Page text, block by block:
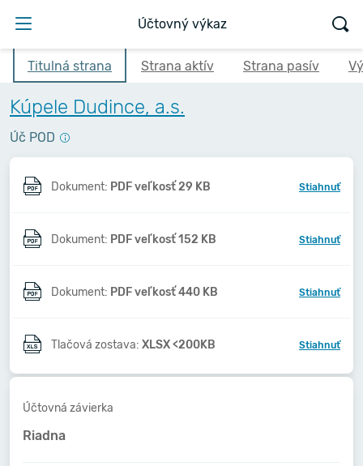
Účtovný výkaz
Titulná strana Strana aktív Strana pasív
Kúpele Dudince, a.s.
Úč POD
Dokument: PDF veľkosť 29 KB Stiahnuť
Dokument: PDF veľkosť 152 KB Stiahnuť
Dokument: PDF veľkosť 440 KB Stiahnuť
Tlačová zostava: XLSX <200KB Stiahnuť
Účtovná závierka
Riadna